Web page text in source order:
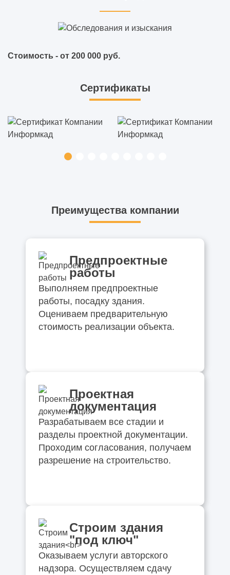
Стоимость - от 200 000 руб.
Сертификаты
Преимущества компании
Предпроектные
работы
Выполняем предпроектные
работы, посадку здания.
Оцениваем предварительную
стоимость реализации объекта.
Проектная
документация
Разрабатываем все стадии и
разделы проектной документации.
Проходим согласования, получаем
разрешение на строительство.
Строим здания
"под ключ"
Оказываем услуги авторского
надзора. Осуществляем сдачу